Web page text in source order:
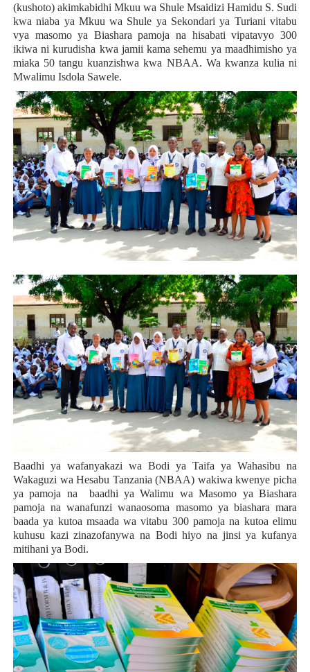
(kushoto) akimkabidhi Mkuu wa Shule Msaidizi Hamidu S. Sudi
kwa niaba ya Mkuu wa Shule ya Sekondari ya Turiani vitabu
vya masomo ya Biashara pamoja na hisabati vipatavyo 300
ikiwa ni kurudisha kwa jamii kama sehemu ya maadhimisho ya
miaka 50 tangu kuanzishwa kwa NBAA. Wa kwanza kulia ni
Mwalimu Isdola Sawele.
Baadhi ya wafanyakazi wa Bodi ya Taifa ya Wahasibu na
Wakaguzi wa Hesabu Tanzania (NBAA) wakiwa kwenye picha
ya pamoja na baadhi ya Walimu wa Masomo ya Biashara
pamoja na wanafunzi wanaosoma masomo ya biashara mara
baada ya kutoa msaada wa vitabu 300 pamoja na kutoa elimu
kuhusu kazi zinazofanywa na Bodi hiyo na jinsi ya kufanya
mitihani ya Bodi.